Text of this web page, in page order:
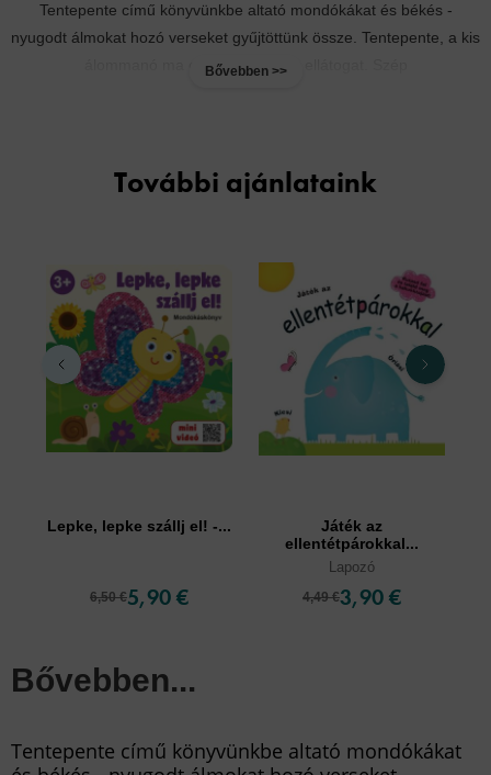
Tentepente című könyvünkbe altató mondókákat és békés -
nyugodt álmokat hozó verseket gyűjtöttünk össze. Tentepente, a kis
álommanó ma este hozzátok is ellátogat. Szép
Bővebben >>
További ajánlataink
Lepke, lepke szállj el! -...
6,50 €5,90 €
Játék az
ellentétpárokkal...
Lapozó
4,49 €3,90 €
Bővebben...
Tentepente című könyvünkbe altató mondókákat